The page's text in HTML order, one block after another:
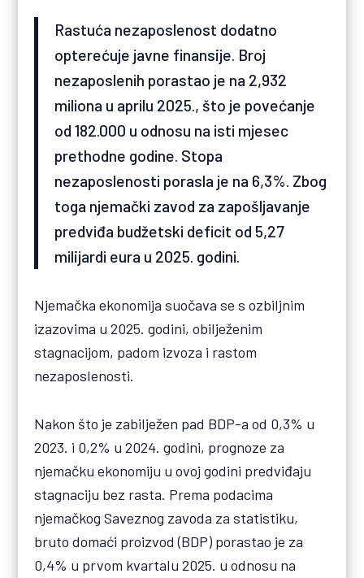
Rastuća nezaposlenost dodatno
opterećuje javne finansije. Broj
nezaposlenih porastao je na 2,932
miliona u aprilu 2025., što je povećanje
od 182.000 u odnosu na isti mjesec
prethodne godine. Stopa
nezaposlenosti porasla je na 6,3%. Zbog
toga njemački zavod za zapošljavanje
predviđa budžetski deficit od 5,27
milijardi eura u 2025. godini.
Njemačka ekonomija suočava se s ozbiljnim
izazovima u 2025. godini, obilježenim
stagnacijom, padom izvoza i rastom
nezaposlenosti.
Nakon što je zabilježen pad BDP-a od 0,3% u
2023. i 0,2% u 2024. godini, prognoze za
njemačku ekonomiju u ovoj godini predviđaju
stagnaciju bez rasta. Prema podacima
njemačkog Saveznog zavoda za statistiku,
bruto domaći proizvod (BDP) porastao je za
0,4% u prvom kvartalu 2025. u odnosu na